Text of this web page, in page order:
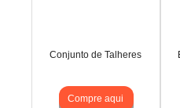
Conjunto de Talheres
Compre aqui